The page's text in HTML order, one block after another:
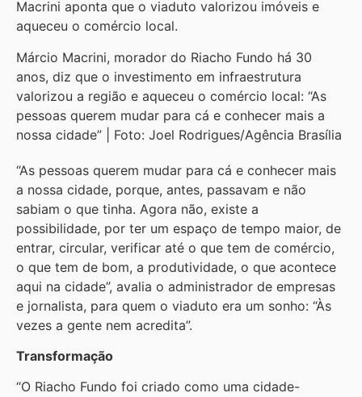
Macrini aponta que o viaduto valorizou imóveis e
aqueceu o comércio local.
Márcio Macrini, morador do Riacho Fundo há 30
anos, diz que o investimento em infraestrutura
valorizou a região e aqueceu o comércio local: “As
pessoas querem mudar para cá e conhecer mais a
nossa cidade” | Foto: Joel Rodrigues/Agência Brasília
“As pessoas querem mudar para cá e conhecer mais
a nossa cidade, porque, antes, passavam e não
sabiam o que tinha. Agora não, existe a
possibilidade, por ter um espaço de tempo maior, de
entrar, circular, verificar até o que tem de comércio,
o que tem de bom, a produtividade, o que acontece
aqui na cidade”, avalia o administrador de empresas
e jornalista, para quem o viaduto era um sonho: “Às
vezes a gente nem acredita”.
Transformação
“O Riacho Fundo foi criado como uma cidade-